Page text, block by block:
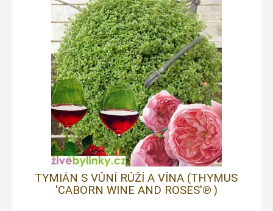
TYMIÁN S VŮNÍ RŮŽÍ A VÍNA (THYMUS
'CABORN WINE AND ROSES'℗ )